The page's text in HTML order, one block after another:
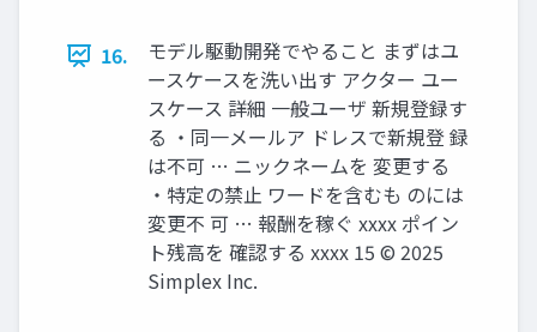
16.
モデル駆動開発でやること まずはユ
ースケースを洗い出す アクター ユー
スケース 詳細 一般ユーザ 新規登録す
る ・同一メールア ドレスで新規登 録
は不可 … ニックネームを 変更する
・特定の禁止 ワードを含むも のには
変更不 可 … 報酬を稼ぐ xxxx ポイン
ト残高を 確認する xxxx 15 © 2025
Simplex Inc.